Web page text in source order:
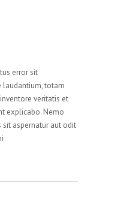
error sit
totam
veritatis et
explicabo. Nemo
aspernatur aut odit